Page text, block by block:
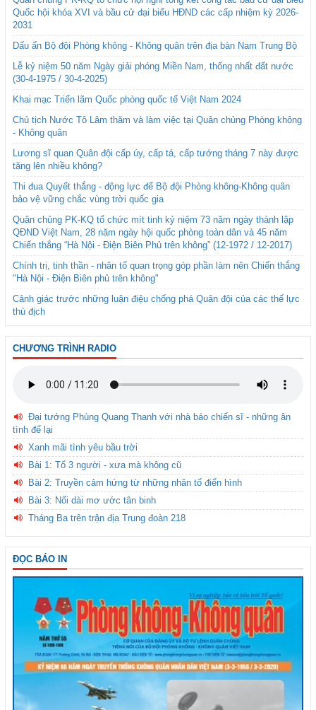
Quốc hội khóa XVI và bầu cử đại biểu HĐND các cấp nhiệm kỳ 2026-
2031
Dấu ấn Bộ đội Phòng không - Không quân trên địa bàn Nam Trung Bộ
Lễ kỷ niệm 50 năm Ngày giải phóng Miền Nam, thống nhất đất nước
(30-4-1975 / 30-4-2025)
Khai mạc Triển lãm Quốc phòng quốc tế Việt Nam 2024
Chủ tịch Nước Tô Lâm thăm và làm việc tại Quân chủng Phòng không
- Không quân
Lương sĩ quan Quân đội cấp úy, cấp tá, cấp tướng tháng 7 này được
tăng lên nhiều không?
Thi đua Quyết thắng - động lực để Bộ đội Phòng không-Không quân
bảo vệ vững chắc vùng trời quốc gia
Quân chủng PK-KQ tổ chức mít tinh kỷ niệm 73 năm ngày thành lập
QĐND Việt Nam, 28 năm ngày hội quốc phòng toàn dân và 45 năm
Chiến thắng “Hà Nội - Điện Biên Phủ trên không” (12-1972 / 12-2017)
Chính trị, tinh thần - nhân tố quan trọng góp phần làm nên Chiến thắng
"Hà Nội - Điện Biên phủ trên không"
Cảnh giác trước những luận điệu chống phá Quân đội của các thế lực
thù địch
CHƯƠNG TRÌNH RADIO
Đại tướng Phùng Quang Thanh với nhà báo chiến sĩ - những ân
tình để lại
Xanh mãi tình yêu bầu trời
Bài 1: Tổ 3 người - xưa mà không cũ
Bài 2: Truyền cảm hứng từ những nhân tố điển hình
Bài 3: Nối dài mơ ước tân binh
Tháng Ba trên trận địa Trung đoàn 218
ĐỌC BÁO IN